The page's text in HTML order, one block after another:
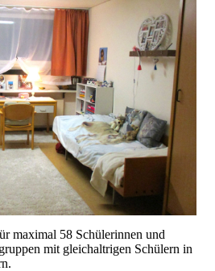
maximal 58 Schülerinnen und
mit gleichaltrigen Schülern in